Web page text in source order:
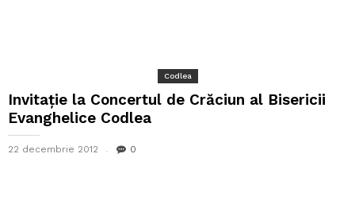
Codlea
Invitație la Concertul de Crăciun al Bisericii
Evanghelice Codlea
22 decembrie 2012 0